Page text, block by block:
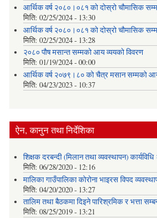
आर्थिक वर्ष २०८०।०८१ को दोस्रो चौमासिक
मिति: 02/25/2024 - 13:30
आर्थिक वर्ष २०८०।०८१ को दोस्रो चौमासिक
मिति: 02/25/2024 - 13:28
२०८० पौष मसान्त सम्मको आय व्ययको विवरण
मिति: 01/19/2024 - 00:00
आर्थिक वर्ष २०७९।८० को चैत्र मसान सम्मको
मिति: 04/23/2023 - 10:37
ऐन, कानुन तथा निर्देशिका
शिक्षक दरबन्दी (मिलान तथा व्यवस्थापन)
मिति: 06/28/2020 - 12:16
मालिका गाउँपालिका कोरोना भाइरस विपद
मिति: 04/20/2020 - 13:27
तालिम तथा बैठकमा दिइने पारिश्रमिक र भत्ता
मिति: 08/25/2019 - 13:21